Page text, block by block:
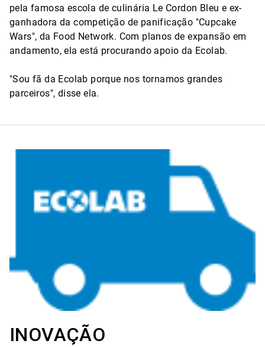
pela famosa escola de culinária Le Cordon Bleu e ex-
ganhadora da competição de panificação "Cupcake
Wars", da Food Network. Com planos de expansão em
andamento, ela está procurando apoio da Ecolab.
"Sou fã da Ecolab porque nos tornamos grandes
parceiros", disse ela.
INOVAÇÃO